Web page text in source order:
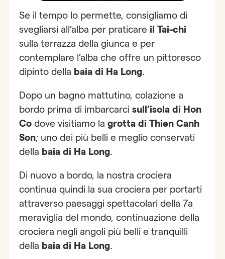
Se il tempo lo permette, consigliamo di
svegliarsi all’alba per praticareil Tai-chi
sulla terrazza della giunca e per
contemplare l’alba che offre un pittoresco
dipinto della baia di Ha Long.
Dopo un bagno mattutino, colazione a
bordo prima di imbarcarcisull’isola di Hon
Co dove visitiamo lagrotta di Thien Canh
Son; uno dei più belli e meglio conservati
della baia di Ha Long.
Di nuovo a bordo, la nostra crociera
continua quindi la sua crociera per portarti
attraverso paesaggi spettacolari della 7a
meraviglia del mondo, continuazione della
crociera negli angoli più belli e tranquilli
della baia di Ha Long.